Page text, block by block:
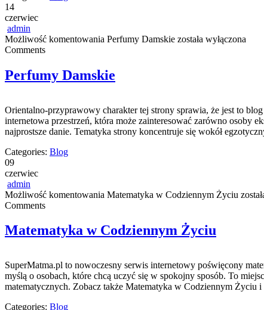
14
czerwiec
admin
Możliwość komentowania Perfumy Damskie została wyłączona
Comments
Perfumy Damskie
Orientalno-przyprawowy charakter tej strony sprawia, że jest to
internetowa przestrzeń, która może zainteresować zarówno osoby
najprostsze danie. Tematyka strony koncentruje się wokół
Categories: Blog
09
czerwiec
admin
Możliwość komentowania Matematyka w Codziennym Życiu
Comments
Matematyka w Codziennym Życiu
SuperMatma.pl to nowoczesny serwis internetowy poświęcony
myślą o osobach, które chcą uczyć się w spokojny sposób. To
matematycznych. Zobacz także Matematyka w Codziennym
Categories: Blog